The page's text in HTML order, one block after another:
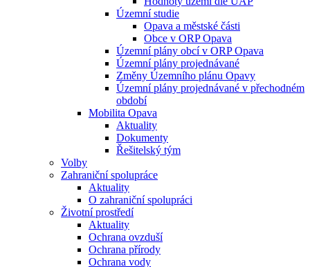
Územní studie
Opava a městské části
Obce v ORP Opava
Územní plány obcí v ORP Opava
Územní plány projednávané
Změny Územního plánu Opavy
Územní plány projednávané v přechodném
období
Mobilita Opava
Aktuality
Dokumenty
Řešitelský tým
Volby
Zahraniční spolupráce
Aktuality
O zahraniční spolupráci
Životní prostředí
Aktuality
Ochrana ovzduší
Ochrana přírody
Ochrana vody